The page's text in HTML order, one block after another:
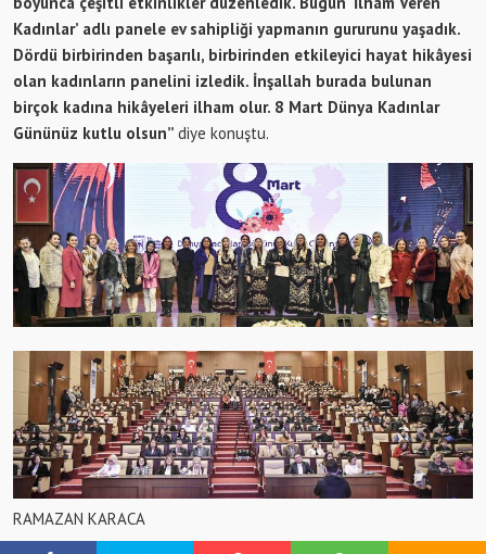
Kadınlar’ adlı panele ev sahipliği yapmanın gururunu yaşadık.
Dördü birbirinden başarılı, birbirinden etkileyici hayat hikâyesi
olan kadınların panelini izledik. İnşallah burada bulunan
birçok kadına hikâyeleri ilham olur. 8 Mart Dünya Kadınlar
Gününüz kutlu olsun” diye konuştu.
RAMAZAN KARACA